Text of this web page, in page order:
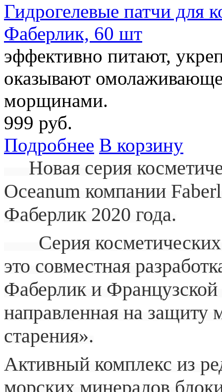
Гидрогелевые патчи для
Фаберлик, 60 шт
эффективно питают,
оказывают
морщинами.
999 руб.
Подробнее В корзину
Новая серия
Oceanum компании
Фаберлик 2020 года.
Серия косметических
это совместная
Фаберлик и
направленная на защиту
старения».
Активный комплекс из
морских минералов